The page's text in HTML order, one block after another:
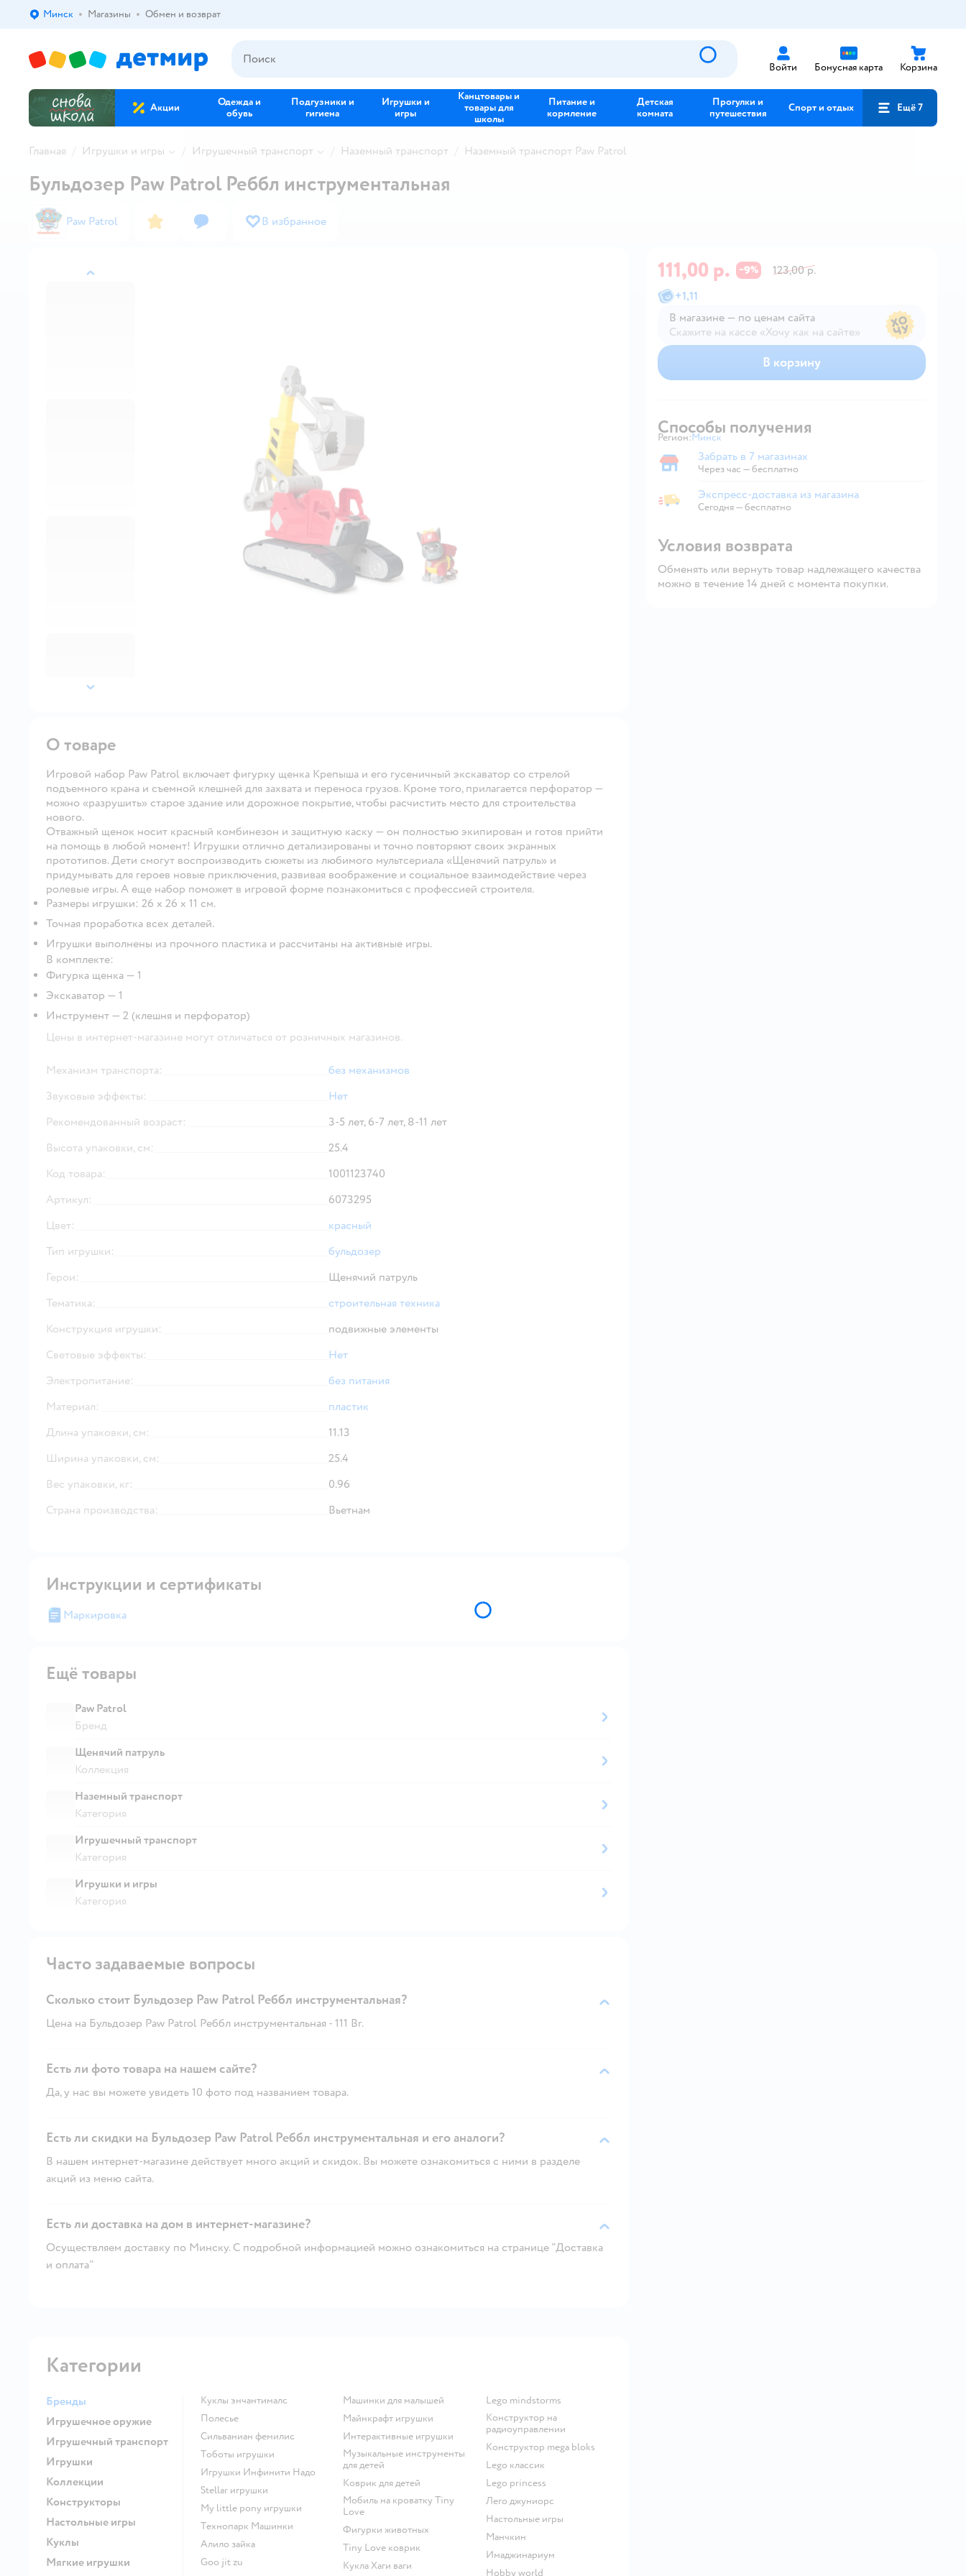
Выбор адреса доставки.
Минск Магазины Обмен и возврат
Войти Бонусная карта Корзина
Акции
Одежда и
обувь
Подгузники и
гигиена
Игрушки и
игры
Канцтовары и
товары для
школы
Питание и
кормление
Детская
комната
Прогулки и
путешествия
Спорт и отдых Ещё 7
Главная Игрушки и игры Игрушечный транспорт Наземный транспорт Наземный транспорт Paw Patrol
назад
далее
Бульдозер Paw Patrol Реббл инструментальная
Paw Patrol В избранное
111,00 р. −9%
123,00 р.
+1,11
В магазине — по ценам сайта
Скажите на кассе «Хочу как на сайте»
В магазине — по ценам сайта
В корзину
Способы получения
Регион: Выбор адреса доставки.
Минск
Забрать в магазине
Забрать в 7 магазинах
Через час — бесплатно
Экспресс-доставка из магазина
Экспресс-доставка из магазина
Сегодня—бесплатно
Условия возврата
Обменять или вернуть товар надлежащего качества
можно в течение 14 дней с момента покупки.
О товаре
Игровой набор Paw Patrol включает фигурку щенка Крепыша и его гусеничный экскаватор со стрелой
подъемного крана и съемной клешней для захвата и переноса грузов. Кроме того, прилагается перфоратор —
можно «разрушить» старое здание или дорожное покрытие, чтобы расчистить место для строительства
нового.
Отважный щенок носит красный комбинезон и защитную каску — он полностью экипирован и готов прийти
на помощь в любой момент! Игрушки отлично детализированы и точно повторяют своих экранных
прототипов. Дети смогут воспроизводить сюжеты из любимого мультсериала «Щенячий патруль» и
придумывать для героев новые приключения, развивая воображение и социальное взаимодействие через
ролевые игры. А еще набор поможет в игровой форме познакомиться с профессией строителя.
Размеры игрушки: 26 x 26 x 11 см.
Точная проработка всех деталей.
Игрушки выполнены из прочного пластика и рассчитаны на активные игры.
В комплекте:
Фигурка щенка — 1
Экскаватор — 1
Инструмент — 2 (клешня и перфоратор)
Цены в интернет-магазине могут отличаться от розничных магазинов.
Механизм транспорта:
без механизмов
Звуковые эффекты:
Нет
Рекомендованный возраст:
3-5 лет, 6-7 лет, 8-11 лет
Высота упаковки, см:
25.4
Код товара:
1001123740
Артикул:
6073295
Цвет:
красный
Тип игрушки:
бульдозер
Герои:
Щенячий патруль
Тематика:
строительная техника
Конструкция игрушки:
подвижные элементы
Световые эффекты:
Нет
Электропитание:
без питания
Материал:
пластик
Длина упаковки, см:
11.13
Ширина упаковки, см:
25.4
Вес упаковки, кг:
0.96
Страна производства:
Вьетнам
Инструкции и сертификаты
Маркировка
Ещё товары
Paw Patrol
Бренд
Щенячий патруль
Коллекция
Наземный транспорт
Категория
Игрушечный транспорт
Категория
Игрушки и игры
Категория
Часто задаваемые вопросы
Сколько стоит Бульдозер Paw Patrol Реббл инструментальная?
Цена на Бульдозер Paw Patrol Реббл инструментальная - 111 Br.
Есть ли фото товара на нашем сайте?
Да, у нас вы можете увидеть 10 фото под названием товара.
Есть ли скидки на Бульдозер Paw Patrol Реббл инструментальная и его аналоги?
В нашем интернет-магазине действует много акций и скидок. Вы можете ознакомиться с ними в разделе
акций из меню сайта.
Есть ли доставка на дом в интернет-магазине?
Осуществляем доставку по Минску. С подробной информацией можно ознакомиться на странице "Доставка
и оплата"
Категории
Бренды
Игрушечное оружие
Игрушечный транспорт
Игрушки
Коллекции
Конструкторы
Настольные игры
Куклы
Мягкие игрушки
Куклы энчантималс
Полесье
Сильваниан фемилис
Тоботы игрушки
Игрушки Инфинити Надо
Stellar игрушки
my little pony игрушки
Технопарк Машинки
Алило зайка
Goo jit zu
Машинки для малышей
Майнкрафт игрушки
Интерактивные игрушки
Музыкальные инструменты
для детей
Коврик для детей
Мобиль на кроватку Tiny
Love
Фигурки животных
Tiny Love коврик
Кукла Хаги ваги
Lego mindstorms
Конструктор на
радиоуправлении
Конструктор mega bloks
Lego классик
Lego princess
Лего джуниорс
Настольные игры
Манчкин
Имаджинариум
Hobby world